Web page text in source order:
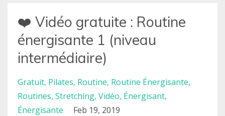
❤️ Vidéo gratuite : Routine
énergisante 1 (niveau
intermédiaire)
Gratuit Pilates Routine Routine Énergisante
Routines Stretching Vidéo Énergisant
Énergisante
Feb 19, 2019